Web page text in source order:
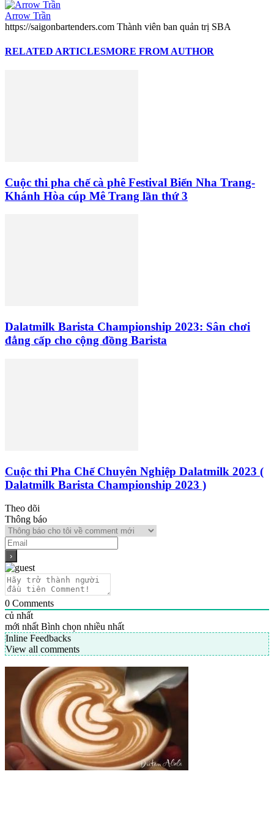
Arrow Trần
https://saigonbartenders.com Thành viên ban quản trị SBA
RELATED ARTICLESMORE FROM AUTHOR
Cuộc thi pha chế cà phê Festival Biển Nha Trang-
Khánh Hòa cúp Mê Trang lần thứ 3
Dalatmilk Barista Championship 2023: Sân chơi
đẳng cấp cho cộng đồng Barista
Cuộc thi Pha Chế Chuyên Nghiệp Dalatmilk 2023 (
Dalatmilk Barista Championship 2023 )
Theo dõi
Thông báo
0 Comments
củ nhất
mới nhất Bình chọn nhiều nhất
Inline Feedbacks
View all comments